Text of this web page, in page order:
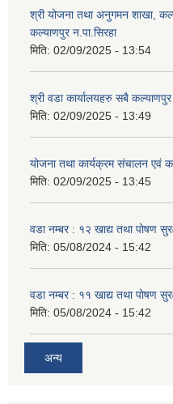
श्री योजना तथा अनुगमन शाखा,
कल्याणपुर न.पा.सिरहा
मिति: 02/09/2025 - 13:54
श्री वडा कार्यालयहरु सबै कल्याणपुर
मिति: 02/09/2025 - 13:49
योजना तथा कार्यक्रम संचालन एवं
मिति: 02/09/2025 - 13:45
वडा नम्बर : १२ खाद्य तथा पोषण
मिति: 05/08/2024 - 15:42
वडा नम्बर : ११ खाद्य तथा पोषण
मिति: 05/08/2024 - 15:42
अन्य